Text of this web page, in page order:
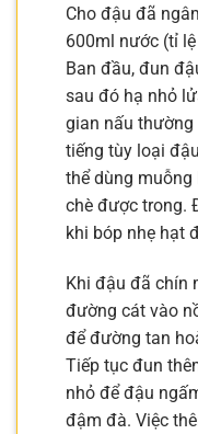
Cho đậu đã
600ml nước (tỉ
Ban đầu, đun
sau đó hạ nhỏ
gian nấu thường
tiếng tùy loại
thể dùng
chè được trong.
khi bóp nhẹ hạt
Khi đậu đã chín
đường cát vào
để đường tan
Tiếp tục đun
nhỏ để đậu
đậm đà. Việc